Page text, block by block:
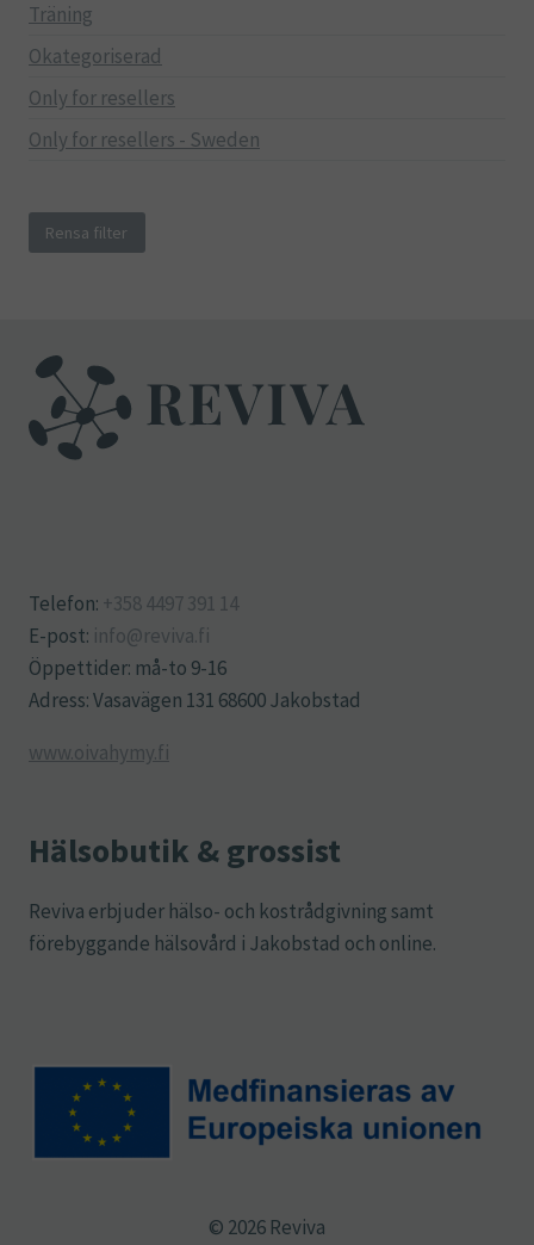
Träning
Okategoriserad
Only for resellers
Only for resellers - Sweden
Rensa filter
Telefon: +358 4497 391 14
E-post: info@reviva.fi
Öppettider: må-to 9-16
Adress: Vasavägen 131 68600 Jakobstad
www.oivahymy.fi
Hälsobutik & grossist
Reviva erbjuder hälso- och kostrådgivning samt
förebyggande hälsovård i Jakobstad och online.
© 2026 Reviva